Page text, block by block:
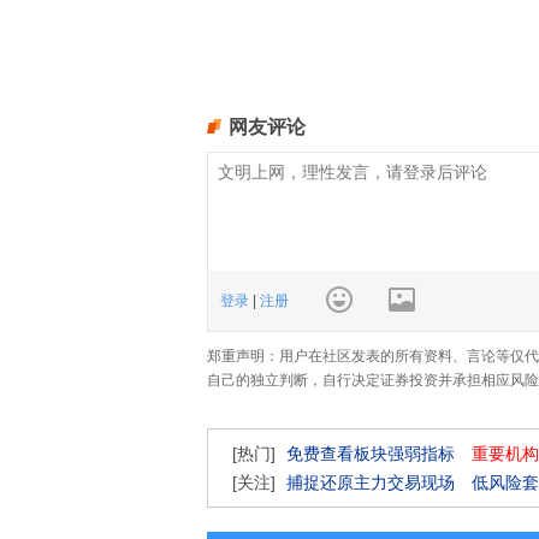
网友评论
登录 | 注册
郑重声明：用户在社区发表的所有资料、言论等仅
自己的独立判断，自行决定证券投资并承担相应风
[热门] 免费查看板块强弱指标
重要机
[关注]
捕捉还原主力交易现场 低风险